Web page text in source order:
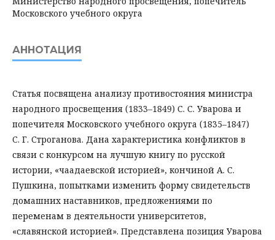
Московского учебного округа
АННОТАЦИЯ
Статья посвящена анализу противостояния министра
народного просвещения (1833–1849) С. С. Уварова и
попечителя Московского учебного округа (1835–1847)
С. Г. Строганова. Дана характеристика конфликтов в
связи с конкурсом на лучшую книгу по русской
истории, «чаадаевской историей», кончиной А. С.
Пушкина, попытками изменить форму свидетельств
домашних наставников, предложениями по
переменам в деятельности университетов,
«славянской историей». Представлена позиция Уварова